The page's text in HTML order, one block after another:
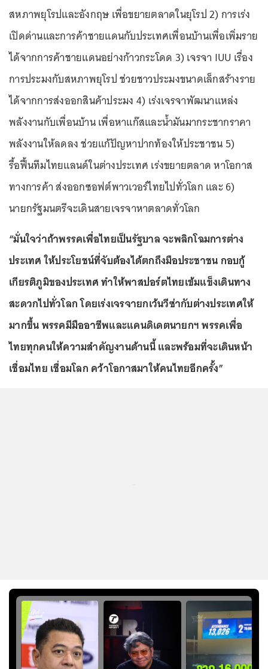
สหภาพยุโรปและอังกฤษ เพื่อขยายตลาดในยุโรป 2) การเร่ง
เปิดด่านและการค้าชายแดนกับประเทศเพื่อนบ้านเพื่อเพิ่มราย
ได้จากการค้าชายแดนอย่างก้าวกระโดด 3) เจรจา IUU เรื่อง
การประมงกับสหภาพยุโรป ช่วยชาวประมงขนาดเล็กสร้างราย
ได้จากการส่งออกสินค้าประมง 4) เร่งเจรจาพัฒนาแหล่ง
พลังงานกับเพื่อนบ้าน เพื่อหาแก๊สและน้ำมันมากระชากราคา
พลังงานให้ลดลง ช่วยแก้ปัญหาปากท้องให้ประชาชน 5)
รื้อฟื้นทีมไทยแลนด์ในต่างประเทศ เร่งขยายตลาด หาโอกาส
ทางการค้า ส่งออกซอฟต์พาวเวอร์ไทยไปทั่วโลก และ 6)
นายกรัฐมนตรีจะเดินสายเจรจาหาตลาดทั่วโลก
“มั่นใจว่าถ้าพรรคเพื่อไทยเป็นรัฐบาล จะพลิกโฉมการต่าง
ประเทศ ให้ประโยชน์ที่จับต้องได้ตกถึงมือประชาชน กอบกู้
เกียรติภูมิของประเทศ ทำให้พาสปอร์ตไทยเข้มแข็งเดินทาง
สะดวกไปทั่วโลก โดยเร่งเจรจายกเว้นวีซ่ากับต่างประเทศให้
มากขึ้น พรรคมีมืออาชีพและแคนดิเดตนายกฯ พรรคเพื่อ
ไทยทุกคนให้ความสำคัญงานด้านนี้ และพร้อมที่จะเดินหน้า
เชื่อมไทย เชื่อมโลก คว้าโอกาสมาให้คนไทยอีกครั้ง”